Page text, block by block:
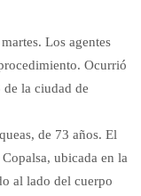
Los agentes
Ocurrió
la ciudad de
de 73 años. El
ubicada en la
al lado del cuerpo